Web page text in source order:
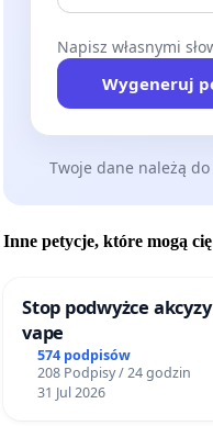
Napisz własnymi
Wygeneruj
Twoje dane należą
Inne petycje, które mogą
Stop podwyżce
vape
574 podpisów
208 Podpisy / 24 godzin
31 Jul 2026